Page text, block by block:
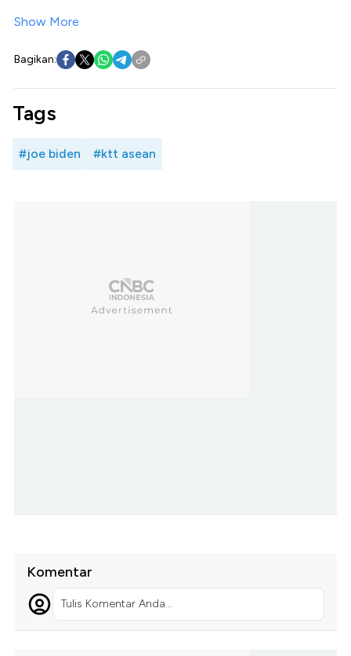
Show More
Bagikan:
Tags
#joe biden #ktt asean
Komentar
Tulis Komentar Anda...